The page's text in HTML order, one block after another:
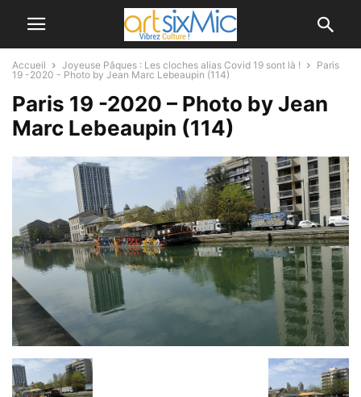
Accueil Joyeuse Pâques : Les cloches alias Covid 19 sont là !
Paris
19 -2020 - Photo by Jean Marc Lebeaupin (114)
Paris 19 -2020 – Photo by Jean
Marc Lebeaupin (114)